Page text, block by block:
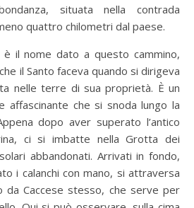
situata nella contrada
quattro chilometri dal paese.
è il nome dato a questo cammino,
il Santo faceva quando si dirigeva
nelle terre di sua proprietà. È un
affascinante che si snoda lungo la
dopo aver superato l’antico
ci si imbatte nella Grotta dei
abbandonati. Arrivati in fondo,
i calanchi con mano, si attraversa
da Caccese stesso, che serve per